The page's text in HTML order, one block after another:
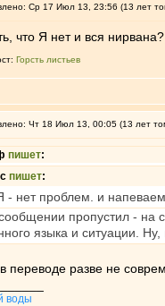
Ср 17 Июл 13, 23:56 (13 лет
что Я нет и вся нирвана?
Горсть листьев
Чт 18 Июл 13, 00:05 (13 лет
пишет:
пишет:
- нет проблем. и напеваем
пропустил -
языка и ситуации.
переводе разве не
воды